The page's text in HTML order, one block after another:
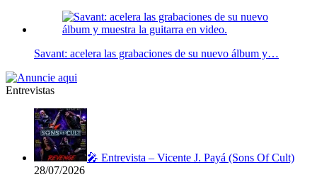
Savant: acelera las grabaciones de su nuevo álbum y…
Entrevistas
🎤 Entrevista – Vicente J. Payá (Sons Of Cult)
28/07/2026